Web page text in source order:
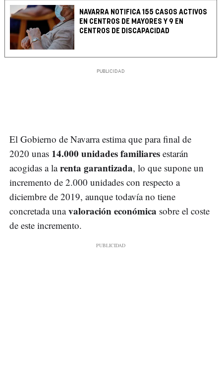
NAVARRA NOTIFICA 155 CASOS ACTIVOS
EN CENTROS DE MAYORES Y 9 EN
CENTROS DE DISCAPACIDAD
El Gobierno de Navarra estima que para final de
2020 unas 14.000 unidades familiares estarán
acogidas a larenta garantizada, lo que supone un
incremento de 2.000 unidades con respecto a
diciembre de 2019, aunque todavía no tiene
concretada unavaloración económica sobre el coste
de este incremento.